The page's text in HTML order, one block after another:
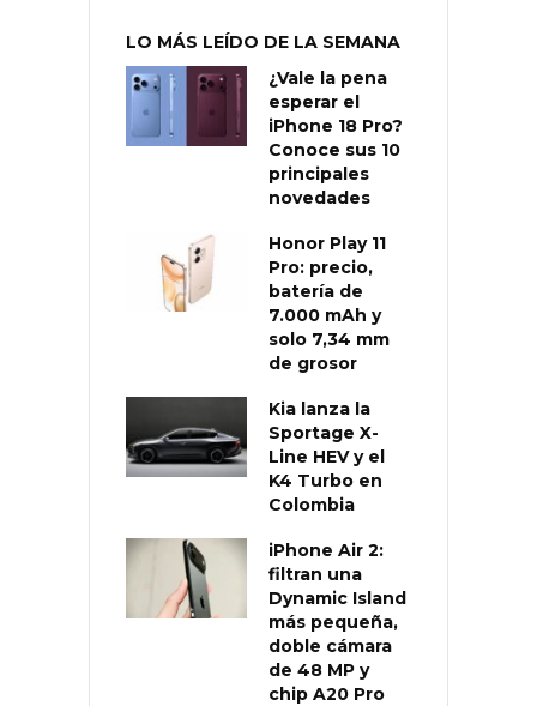
LO MÁS LEÍDO DE LA SEMANA
¿Vale la pena
esperar el
iPhone 18 Pro?
Conoce sus 10
principales
novedades
Honor Play 11
Pro: precio,
batería de
7.000 mAh y
solo 7,34 mm
de grosor
Kia lanza la
Sportage X-
Line HEV y el
K4 Turbo en
Colombia
iPhone Air 2:
filtran una
Dynamic Island
más pequeña,
doble cámara
de 48 MP y
chip A20 Pro